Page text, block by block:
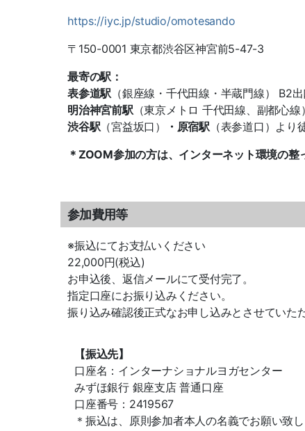
https://iyc.jp/studio/omotesando
〒150-0001 東京都渋谷区神宮前5-47-3
最寄の駅：
表参道駅 （銀座線・千代田線・半蔵門線） B2
明治神宮前駅（東京メトロ 千代田線、副都心線
渋谷駅（宮益坂口） ・原宿駅（表参道口）より
＊ZOOM参加の方は、インターネット環境の整
参加費用等
※振込にてお支払いください
22,000円(税込)
お申込後、返信メールにて受付完了。
指定口座にお振り込みください。
振り込み確認後正式なお申し込みとさせていた
【振込先】
口座名：インターナショナルヨガセンター
みずほ銀行 銀座支店 普通口座
口座番号：2419567
＊振込は、原則参加者本人の名義でお願い致